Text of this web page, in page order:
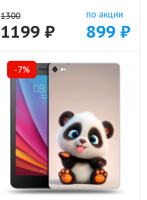
1300
1199 ₽
по акции
899 ₽
-7%